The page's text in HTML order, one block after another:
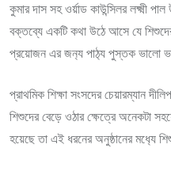
কুমার দাস সহ ওর্য়াড কাউন্সিলর লক্ষ্মী
বক্তব্যে একটি কথা উঠে আসে যে
প্রয়োজন এর জন‍্য পাঠ‍্য পুস্তক ভালো
প্রাথমিক শিক্ষা সংসদের চেয়ারম্যান
শিশুদের বেড়ে ওঠার ক্ষেত্রে অনেকটা
হয়েছে তা এই ধরনের অনুষ্ঠানের মধ‍্যে